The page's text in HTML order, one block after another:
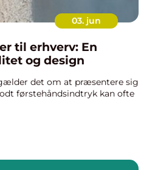
03. jun
til erhverv: En
og design
det om at præsentere sig
førstehåndsindtryk kan ofte